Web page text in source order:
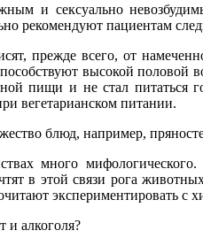
и сексуально
рекомендуют пациентам
прежде всего, от
высокой половой
пищи и не стал
вегетарианском питании.
блюд, например,
много
в этой связи рога
экспериментировать
и алкоголя?